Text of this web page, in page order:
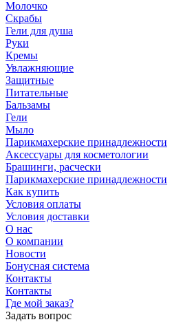
Молочко
Скрабы
Гели для душа
Руки
Кремы
Увлажняющие
Защитные
Питательные
Бальзамы
Гели
Мыло
Парикмахерские принадлежности
Аксессуары для косметологии
Брашинги, расчески
Парикмахерские принадлежности
Как купить
Условия оплаты
Условия доставки
О нас
О компании
Новости
Бонусная система
Контакты
Контакты
Где мой заказ?
Задать вопрос